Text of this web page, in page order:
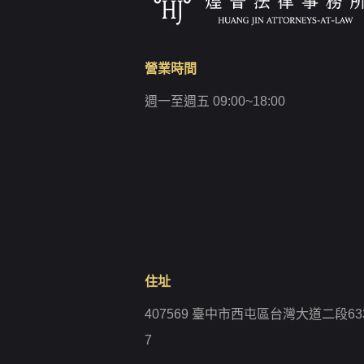
營業時間
週一至週五 09:00~18:00
住址
407569 臺中市西屯區台灣大道二段
7